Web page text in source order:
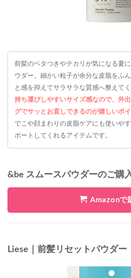
前髪のベタつきやテカリが気になる夏
ウダー。細かい粒子が余分な皮脂をふ
と感を抑えてサラサラな質感へ整えてく
持ち運びしやすいサイズ感なので、外
グでサッとお直しできるのが嬉しいポイ
でこや顔まわりの皮脂ケアにも使いや
ポートしてくれるアイテムです。
&be スムースパウダーのご購
Amazonで
Liese｜前髪リセットパウダー